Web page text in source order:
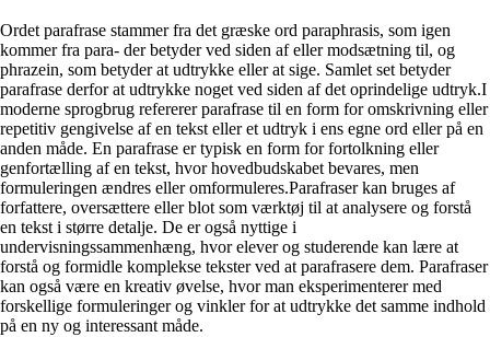
Ordet parafrase stammer fra det græske ord paraphrasis, som igen
kommer fra para- der betyder ved siden af eller modsætning til, og
phrazein, som betyder at udtrykke eller at sige. Samlet set betyder
parafrase derfor at udtrykke noget ved siden af det oprindelige udtryk.I
moderne sprogbrug refererer parafrase til en form for omskrivning eller
repetitiv gengivelse af en tekst eller et udtryk i ens egne ord eller på en
anden måde. En parafrase er typisk en form for fortolkning eller
genfortælling af en tekst, hvor hovedbudskabet bevares, men
formuleringen ændres eller omformuleres.Parafraser kan bruges af
forfattere, oversættere eller blot som værktøj til at analysere og forstå
en tekst i større detalje. De er også nyttige i
undervisningssammenhæng, hvor elever og studerende kan lære at
forstå og formidle komplekse tekster ved at parafrasere dem. Parafraser
kan også være en kreativ øvelse, hvor man eksperimenterer med
forskellige formuleringer og vinkler for at udtrykke det samme indhold
på en ny og interessant måde.